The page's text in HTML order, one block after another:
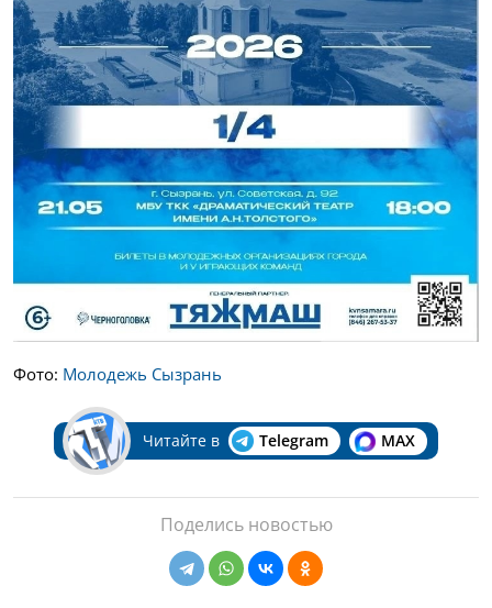
Фото: Молодежь Сызрань
Читайте в Telegram MAX
Поделись новостью